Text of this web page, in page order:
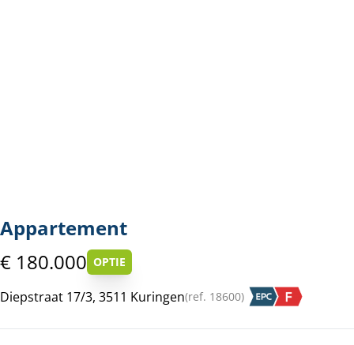
Appartement
€ 180.000 OPTIE
Diepstraat 17/3, 3511 Kuringen(ref. 18600)